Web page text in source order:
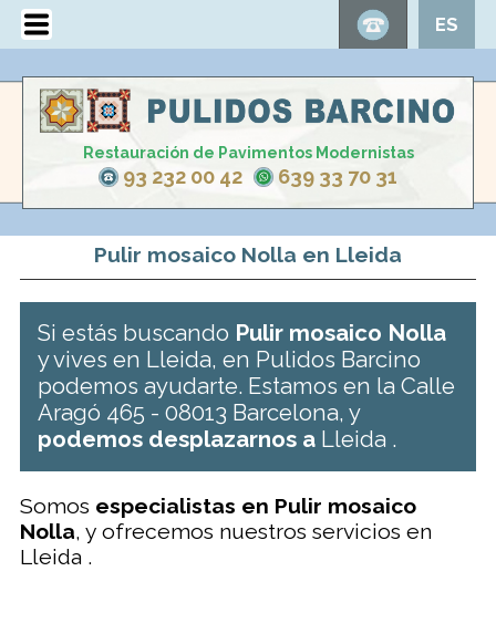
ES
Restauración de Pavimentos Modernistas
93 232 00 42 639 33 70 31
Pulir mosaico Nolla en Lleida
Si estás buscando Pulir mosaico Nolla
y vives en Lleida, en Pulidos Barcino
podemos ayudarte. Estamos en la Calle
Aragó 465 - 08013 Barcelona, y
podemos desplazarnos a Lleida .
Somos especialistas en Pulir mosaico
Nolla, y ofrecemos nuestros servicios en
Lleida .